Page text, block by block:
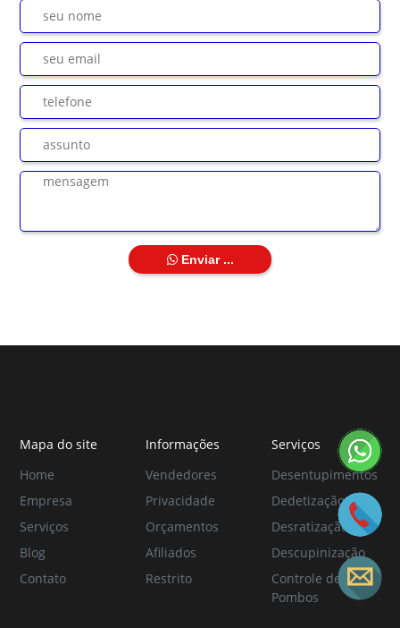
Enviar ...
Mapa do site
Home
Empresa
Serviços
Blog
Contato
Informações
Vendedores
Privacidade
Orçamentos
Afiliados
Restrito
Serviços
Desentupimentos
Dedetização
Desratização
Descupinização
Controle de
Pombos